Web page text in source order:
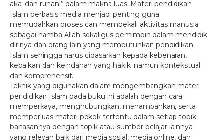
akal dan ruhani” dalam makna luas. Materi pendidikan
Islam berbasis media menjadi penting guna
memudahkan proses dan membekali aktivitas manusia
sebagai hamba Allah sekaligus pemimpin dalam mendidik
dirinya dan orang lain yang membutuhkan pendidikan
Islam sehingga harus didasarkan kepada kebenaran,
kebaikan dan keindahan yang hakiki namun kontekstual
dan komprehensif.
Teknik yang digunakan dalam mengembangkan materi
pendidikan Islam pada buku ini adalah dengan cara
memperkaya, menghubungkan, menambahkan, serta
memperluas materi pokok tertentu dalam setiap topik
bahasannya dengan topik atau sumber belajar lainnya
yang relevan baik dari media sosial, media online, dan